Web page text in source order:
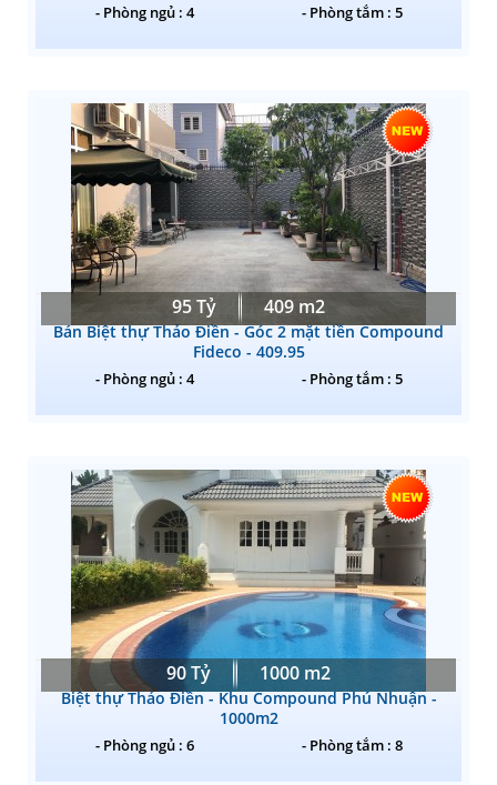
- Phòng ngủ : 4 - Phòng tắm : 5
95 Tỷ 409 m2
Bán Biệt thự Thảo Điền - Góc 2 mặt tiền Compound
Fideco - 409.95
- Phòng ngủ : 4 - Phòng tắm : 5
90 Tỷ 1000 m2
Biệt thự Thảo Điền - Khu Compound Phú Nhuận -
1000m2
- Phòng ngủ : 6 - Phòng tắm : 8